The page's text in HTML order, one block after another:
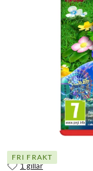
FRI FRAKT
1 gillar